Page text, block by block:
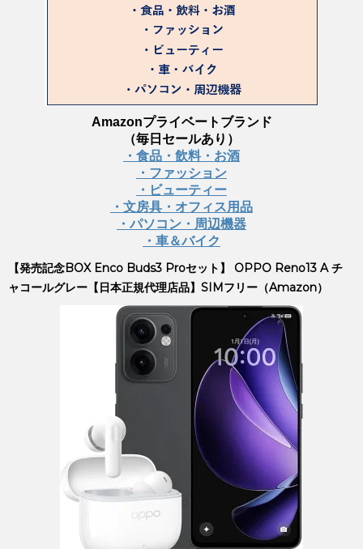
Amazonプライベートブランド
（毎日セールあり）
・食品・飲料・お酒
・ファッション
・ビューティー
・文房具・オフィス用品
・パソコン・周辺機器
・車＆バイク
【発売記念BOX Enco Buds3 Proセット】 OPPO Reno13 A チ
ャコールグレー【日本正規代理店品】SIMフリー（Amazon）